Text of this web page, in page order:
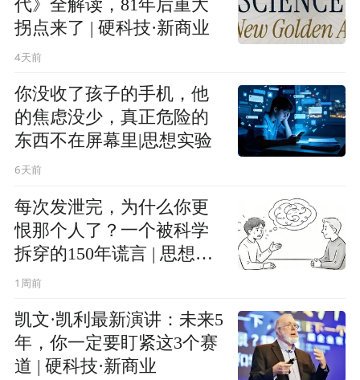
代》全解读，81年后重大
拐点来了 | 硬科技·新商业
4天前
你没收了孩子的手机，他
的焦虑没少，真正危险的
东西不在屏幕里|思想实验
6天前
每次发泄完，为什么你更
恨那个人了？一个被科学
拆穿的150年谎言 | 思想实
验
1周前
凯文·凯利最新演讲：未来5
年，你一定要盯紧这3个赛
道 | 硬科技·新商业